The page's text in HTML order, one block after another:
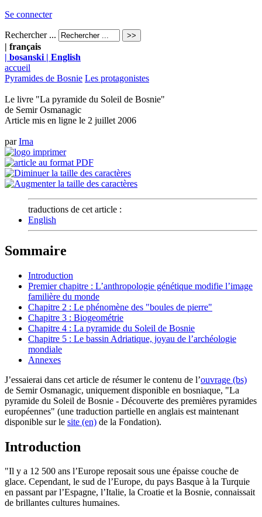
Se connecter
Rechercher ...
| français
| bosanski | English
accueil
Pyramides de Bosnie Les protagonistes
Le livre "La pyramide du Soleil de Bosnie"
de Semir Osmanagic
Article mis en ligne le 2 juillet 2006
parIrna
traductions de cet article :
English
Sommaire
Introduction
Premier chapitre : L’anthropologie génétique modifie l’image
familière du monde
Chapitre 2 : Le phénomène des "boules de pierre"
Chapitre 3 : Biogeométrie
Chapitre 4 : La pyramide du Soleil de Bosnie
Chapitre 5 : Le bassin Adriatique, joyau de l’archéologie
mondiale
Annexes
J’essaierai dans cet article de résumer le contenu de l’ouvrage (bs)
de Semir Osmanagic, uniquement disponible en bosniaque, "La
pyramide du Soleil de Bosnie - Découverte des premières pyramides
européennes" (une traduction partielle en anglais est maintenant
disponible sur le site (en) de la Fondation).
Introduction
"Il y a 12 500 ans l’Europe reposait sous une épaisse couche de
glace. Cependant, le sud de l’Europe, du pays Basque à la Turquie
en passant par l’Espagne, l’Italie, la Croatie et la Bosnie, connaissait
de brillantes cultures humaines.